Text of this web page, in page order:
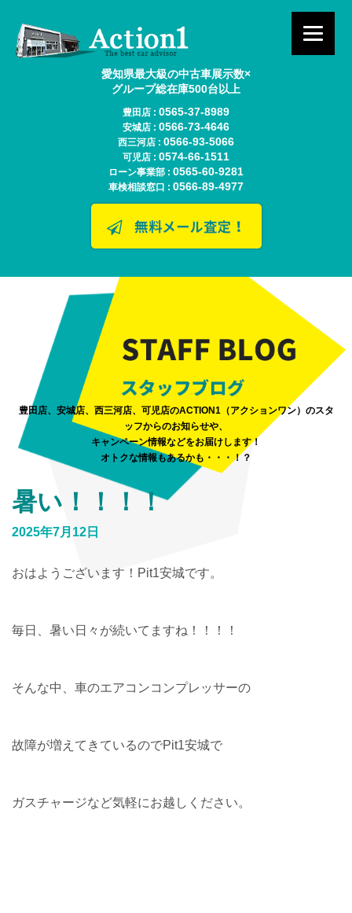
愛知県最大級の中古車展示数×
グループ総在庫500台以上
豊田店 : 0565-37-8989
安城店 : 0566-73-4646
西三河店 : 0566-93-5066
可児店 : 0574-66-1511
ローン事業部 : 0565-60-9281
車検相談窓口 : 0566-89-4977
豊田店、安城店、西三河店、可児店のACTION1（アクションワン）のスタ
ッフからのお知らせや、
キャンペーン情報などをお届けします！
オトクな情報もあるかも・・・！？
暑い！！！！
2025年7月12日
おはようございます！Pit1安城です。
毎日、暑い日々が続いてますね！！！！
そんな中、車のエアコンコンプレッサーの
故障が増えてきているのでPit1安城で
ガスチャージなど気軽にお越しください。